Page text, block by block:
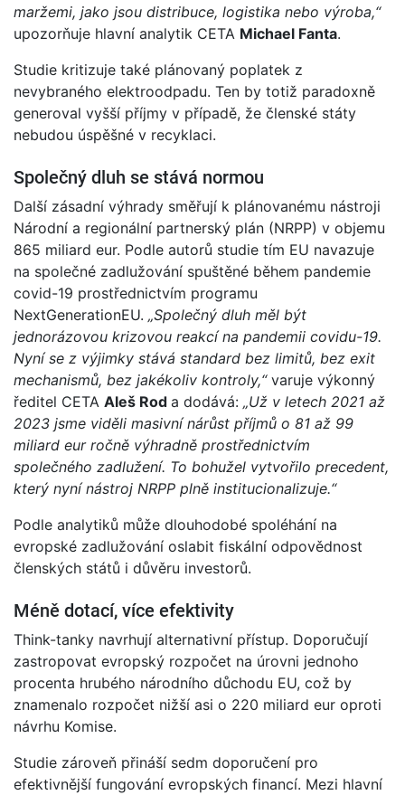
maržemi, jako jsou distribuce, logistika nebo výroba,“
upozorňuje hlavní analytik CETA Michael Fanta.
Studie kritizuje také plánovaný poplatek z
nevybraného elektroodpadu. Ten by totiž paradoxně
generoval vyšší příjmy v případě, že členské státy
nebudou úspěšné v recyklaci.
Společný dluh se stává normou
Další zásadní výhrady směřují k plánovanému nástroji
Národní a regionální partnerský plán (NRPP) v objemu
865 miliard eur. Podle autorů studie tím EU navazuje
na společné zadlužování spuštěné během pandemie
covid-19 prostřednictvím programu
NextGenerationEU. „Společný dluh měl být
jednorázovou krizovou reakcí na pandemii covidu-19.
Nyní se z výjimky stává standard bez limitů, bez exit
mechanismů, bez jakékoliv kontroly,“varuje výkonný
ředitel CETA Aleš Rod a dodává: „Už v letech 2021 až
2023 jsme viděli masivní nárůst příjmů o 81 až 99
miliard eur ročně výhradně prostřednictvím
společného zadlužení. To bohužel vytvořilo precedent,
který nyní nástroj NRPP plně institucionalizuje.“
Podle analytiků může dlouhodobé spoléhání na
evropské zadlužování oslabit fiskální odpovědnost
členských států i důvěru investorů.
Méně dotací, více efektivity
Think-tanky navrhují alternativní přístup. Doporučují
zastropovat evropský rozpočet na úrovni jednoho
procenta hrubého národního důchodu EU, což by
znamenalo rozpočet nižší asi o 220 miliard eur oproti
návrhu Komise.
Studie zároveň přináší sedm doporučení pro
efektivnější fungování evropských financí. Mezi hlavní